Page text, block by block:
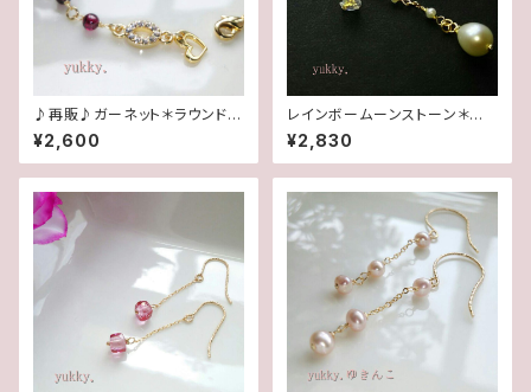
♪再販♪ガーネット＊ラウンド4
mmブレスレット
¥2,600
レインボームーンストーン＊淡
水2wayポストピアス14kgf
¥2,830